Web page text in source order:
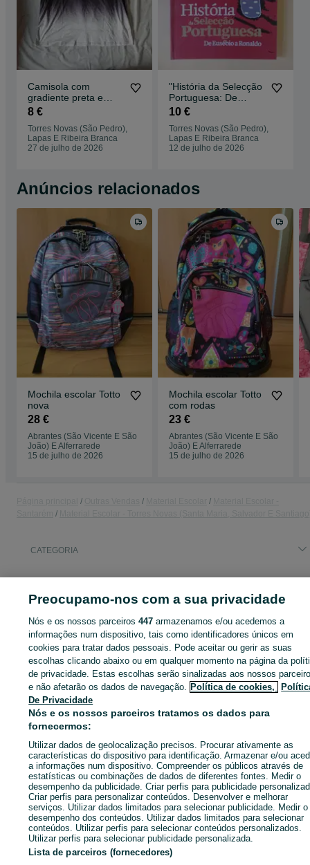
Camisola com
gradiente preta e
branca
8 €
Torres Novas (São Pedro),
Lapas E Ribeira Branca
27 de julho de 2026
"História da Selecção
Portuguesa: De
Eusébio a Ronaldo" -
10 €
Torres Novas (São Pedro),
Lapas E Ribeira Branca
12 de julho de 2026
Anúncios relacionados
Mochila escolar Totto
nova
28 €
Abrantes (São Vicente E São
João) E Alferrarede
15 de julho de 2026
Mochila escolar Totto
com rodas
23 €
Abrantes (São Vicente E São
João) E Alferrarede
15 de julho de 2026
CATEGORIA
Entra na tua conta OLX ou cria uma nova para contactares
anunciante
Entrar ou criar conta
Enviar mensagem
Preocupamo-nos com a sua privacidade
Nós e os nossos parceiros447 armazenamos e/ou acedemos a
informações num dispositivo, tais como identificadores únicos em
cookies para tratar dados pessoais. Pode aceitar ou gerir as suas
escolhas clicando abaixo ou em qualquer momento na página da
de privacidade. Estas escolhas serão sinalizadas aos nossos
e não afetarão os dados de navegação. Política de cookies,
De Privacidade
Nós e os nossos parceiros tratamos os dados para
fornecermos:
Utilizar dados de geolocalização precisos. Procurar ativamente as
características do dispositivo para identificação. Armazenar e/ou
a informações num dispositivo. Compreender os públicos através de
estatísticas ou combinações de dados de diferentes fontes. Medir o
desempenho da publicidade. Criar perfis para publicidade
Criar perfis para personalizar conteúdos. Desenvolver e melhorar
serviços. Utilizar dados limitados para selecionar publicidade. Medir o
desempenho dos conteúdos. Utilizar dados limitados para selecionar
conteúdos. Utilizar perfis para selecionar conteúdos personalizados.
Utilizar perfis para selecionar publicidade personalizada.
Lista de parceiros (fornecedores)